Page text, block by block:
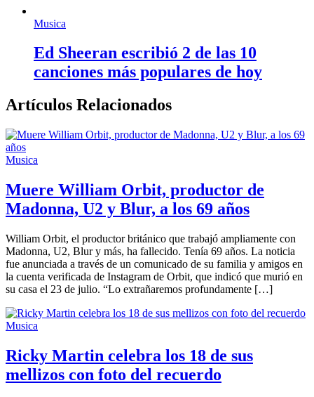
Musica
Ed Sheeran escribió 2 de las 10
canciones más populares de hoy
Artículos Relacionados
Musica
Muere William Orbit, productor de
Madonna, U2 y Blur, a los 69 años
William Orbit, el productor británico que trabajó ampliamente con
Madonna, U2, Blur y más, ha fallecido. Tenía 69 años. La noticia
fue anunciada a través de un comunicado de su familia y amigos en
la cuenta verificada de Instagram de Orbit, que indicó que murió en
su casa el 23 de julio. “Lo extrañaremos profundamente […]
Musica
Ricky Martin celebra los 18 de sus
mellizos con foto del recuerdo